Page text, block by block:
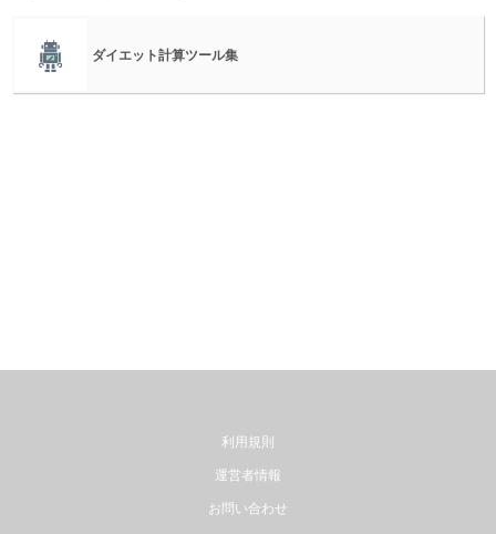
ダイエット計算ツール集
利用規則
運営者情報
お問い合わせ